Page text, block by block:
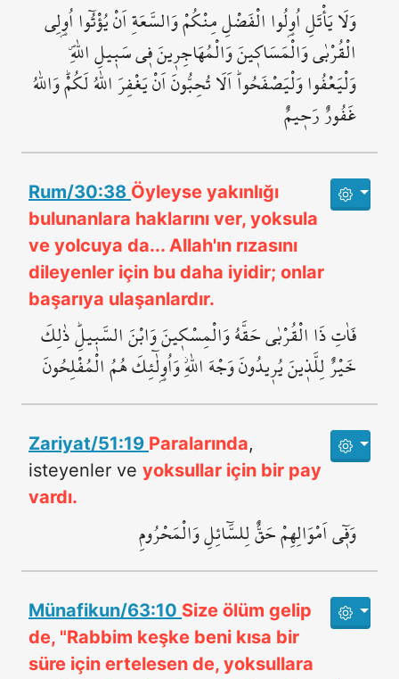
وَلَا يَأْتَلِ اُو۬لُوا الْفَضْلِ مِنْكُمْ وَالسَّعَةِ اَنْ يُؤْتُٓوا اُو۬لِي
الْقُرْبٰى وَالْمَسَاك۪ينَ وَالْمُهَاجِر۪ينَ ف۪ي سَب۪يلِ اللّٰهِۖ
وَلْيَعْفُوا وَلْيَصْفَحُواۜ اَلَا تُحِبُّونَ اَنْ يَغْفِرَ اللّٰهُ لَكُمْۜ وَاللّٰهُ
غَفُورٌ رَح۪يمٌ
Rum/30:38 Öyleyse yakınlığı
bulunanlara haklarını ver, yoksula
ve yolcuya da... Allah'ın rızasını
dileyenler için bu daha iyidir; onlar
başarıya ulaşanlardır.
فَاٰتِ ذَا الْقُرْبٰى حَقَّهُ وَالْمِسْك۪ينَ وَابْنَ السَّب۪يلِۜ ذٰلِكَ
خَيْرٌ لِلَّذ۪ينَ يُر۪يدُونَ وَجْهَ اللّٰهِۘ وَاُو۬لٰٓئِكَ هُمُ الْمُفْلِحُونَ
Zariyat/51:19 Paralarında,
isteyenler ve yoksullar için bir pay
vardı.
وَف۪ٓي اَمْوَالِهِمْ حَقٌّ لِلسَّٓائِلِ وَالْمَحْرُومِ
Münafikun/63:10 Size ölüm gelip
de, "Rabbim keşke beni kısa bir
süre için ertelesen de, yoksullara